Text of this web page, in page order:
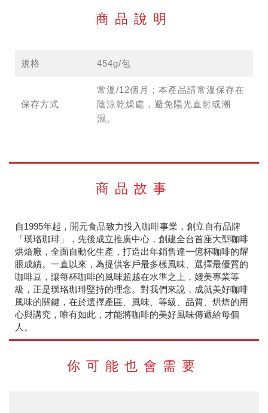
商品說明
規格 454g/包
保存方式
常溫/12個月；本產品請常溫保存在
陰涼乾燥處，避免陽光直射或潮
濕。
商品故事
自1995年起，開元食品致力投入咖啡事業，創立自有品牌
「璞珞珈琲」，先後成立推廣中心，創建全台首座大型咖啡
烘焙廠，全面自動化生產，打造出年銷售達一億杯咖啡的耀
眼成績。一直以來，為提供客戶最多樣風味、選擇最優質的
咖啡豆，讓每杯咖啡的風味超越在水準之上，媲美專業等
級，正是璞珞珈琲堅持的理念。對我們來說，成就美好咖啡
風味的關鍵，在於選擇產區、風味、等級、品質、烘焙的用
心與講究，唯有如此，才能將咖啡的美好風味傳遞給每個
人。
你可能也會需要